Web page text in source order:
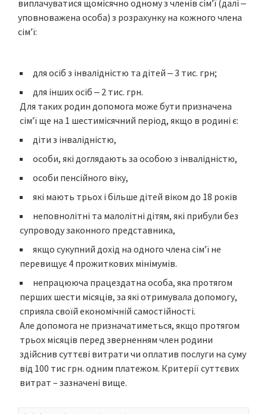
виплачуватися щомісячно одному з членів сім’ї (далі ‒
уповноважена особа) з розрахунку на кожного члена
сім’ї:
для осіб з інвалідністю та дітей ‒ 3 тис. грн;
для інших осіб ‒ 2 тис. грн.
Для таких родин допомога може бути призначена
сім’ї ще на 1 шестимісячний період, якщо в родині є:
діти з інвалідністю,
особи, які доглядають за особою з інвалідністю,
особи пенсійного віку,
які мають трьох і більше дітей віком до 18 років
неповнолітні та малолітні дітям, які прибули без
супроводу законного представника,
якщо сукупний дохід на одного члена сім’ї не
перевищує 4 прожиткових мінімумів.
непрацююча працездатна особа, яка протягом
перших шести місяців, за які отримувала допомогу,
сприяла своїй економічній самостійності.
Але допомога не призначатиметься, якщо протягом
трьох місяців перед зверненням член родини
здійснив суттєві витрати чи оплатив послуги на суму
від 100 тис грн. одним платежом. Критерії суттєвих
витрат – зазначені вище.